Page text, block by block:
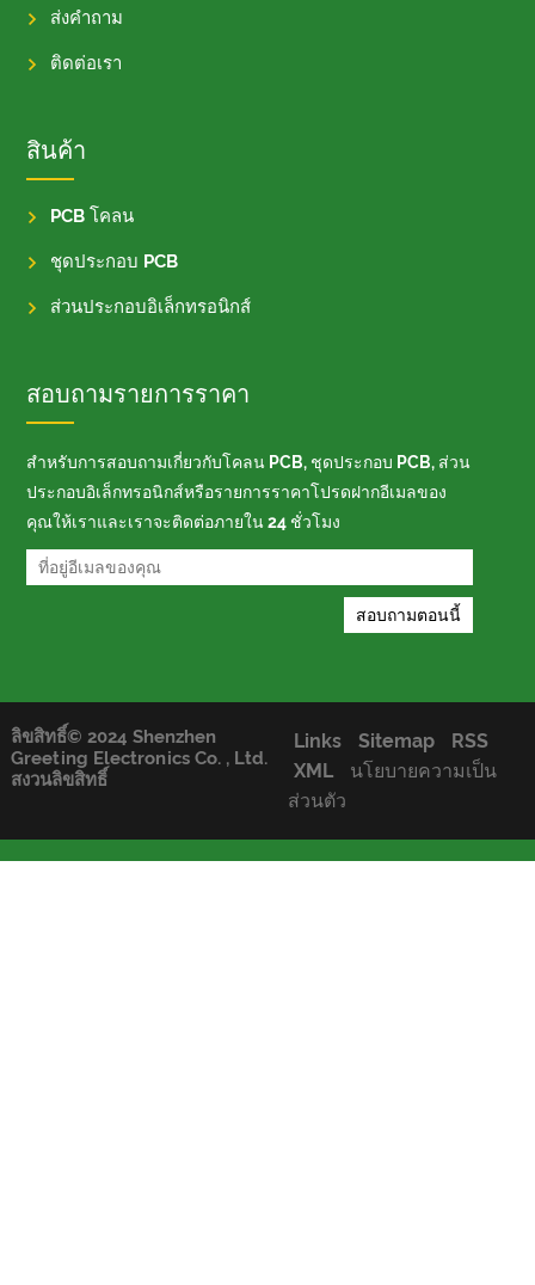
ส่งคำถาม
ติดต่อเรา
สินค้า
PCB โคลน
ชุดประกอบ PCB
ส่วนประกอบอิเล็กทรอนิกส์
สอบถามรายการราคา
สำหรับการสอบถามเกี่ยวกับโคลน PCB, ชุดประกอบ PCB, ส่วน
ประกอบอิเล็กทรอนิกส์หรือรายการราคาโปรดฝากอีเมลของ
คุณให้เราและเราจะติดต่อภายใน 24 ชั่วโมง
ลิขสิทธิ์© 2024 Shenzhen
Greeting Electronics Co. , Ltd.
สงวนลิขสิทธิ์
Links Sitemap
RSS
XML
นโยบายความเป็น
ส่วนตัว